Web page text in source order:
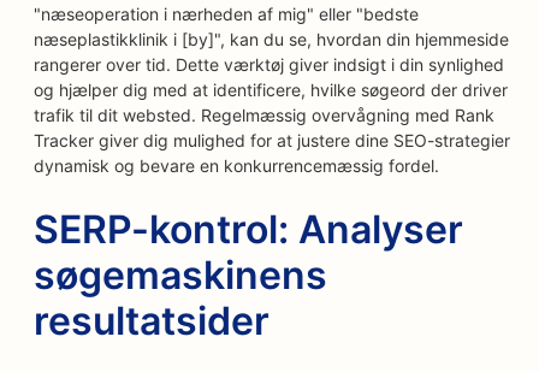
"næseoperation i nærheden af mig" eller "bedste
næseplastikklinik i [by]", kan du se, hvordan din hjemmeside
rangerer over tid. Dette værktøj giver indsigt i din synlighed
og hjælper dig med at identificere, hvilke søgeord der driver
trafik til dit websted. Regelmæssig overvågning med Rank
Tracker giver dig mulighed for at justere dine SEO-strategier
dynamisk og bevare en konkurrencemæssig fordel.
SERP-kontrol: Analyser
søgemaskinens
resultatsider